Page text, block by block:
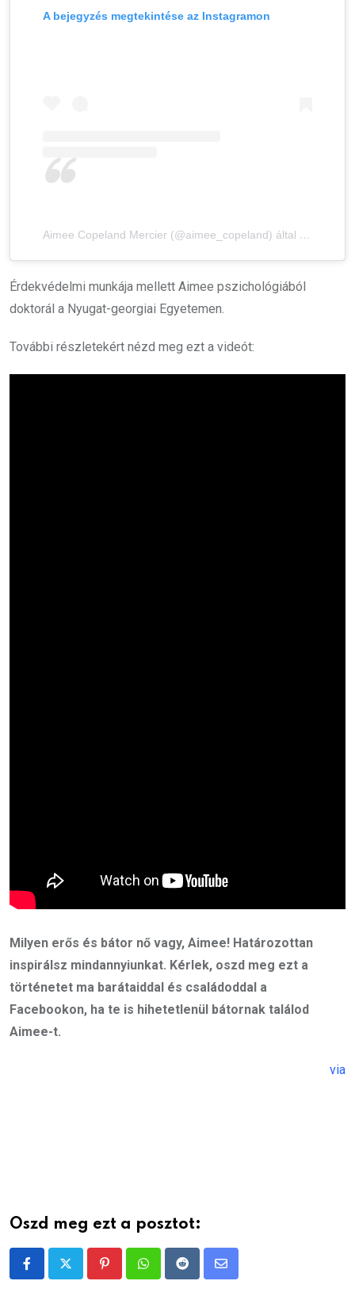
A bejegyzés megtekintése az Instagramon
Aimee Copeland Mercier (@aimee_copeland) által megosztott bejegyzés
Érdekvédelmi munkája mellett Aimee pszichológiából
doktorál a Nyugat-georgiai Egyetemen.
További részletekért nézd meg ezt a videót:
Milyen erős és bátor nő vagy, Aimee! Határozottan
inspirálsz mindannyiunkat. Kérlek, oszd meg ezt a
történetet ma barátaiddal és családoddal a
Facebookon, ha te is hihetetlenül bátornak találod
Aimee-t.
via
Oszd meg ezt a posztot:
PinterestWhatsappRedditShare